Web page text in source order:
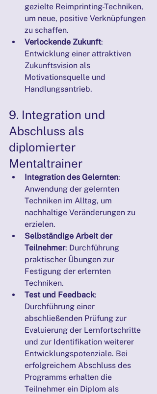
gezielte Reimprinting-Techniken,
um neue, positive Verknüpfungen
zu schaffen.
Verlockende Zukunft:
Entwicklung einer attraktiven
Zukunftsvision als
Motivationsquelle und
Handlungsantrieb.
9. Integration und
Abschluss als
diplomierter
Mentaltrainer
Integration des Gelernten:
Anwendung der gelernten
Techniken im Alltag, um
nachhaltige Veränderungen zu
erzielen.
Selbständige Arbeit der
Teilnehmer: Durchführung
praktischer Übungen zur
Festigung der erlernten
Techniken.
Test und Feedback:
Durchführung einer
abschließenden Prüfung zur
Evaluierung der Lernfortschritte
und zur Identifikation weiterer
Entwicklungspotenziale. Bei
erfolgreichem Abschluss des
Programms erhalten die
Teilnehmer ein Diplom als